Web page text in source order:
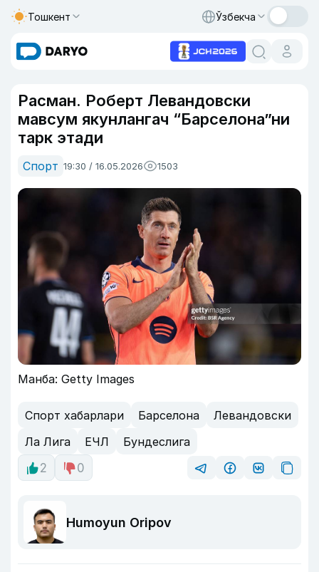
Тошкент Ўзбекча
Расман. Роберт Левандовски
мавсум якунлангач “Барселона”ни
тарк этади
Спорт 19:30 / 16.05.2026 1503
Манба: Getty Images
Спорт хабарлари Барселона
Левандовски
Ла Лига
ЕЧЛ
Бундеслига
2
0
Humoyun Oripov